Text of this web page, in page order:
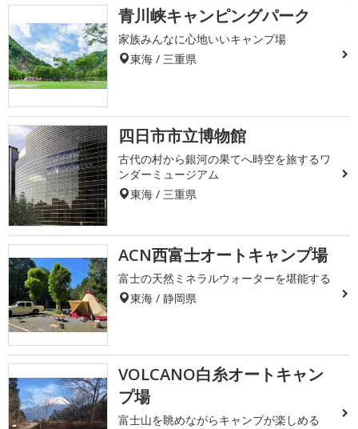
青川峡キャンピングパーク
家族みんなに心地いいキャンプ場
東海 / 三重県
四日市市立博物館
古代の村から銀河の果てへ時空を旅するワ
ンダーミュージアム
東海 / 三重県
ACN西富士オートキャンプ場
富士の天然ミネラルウォーターを堪能する
東海 / 静岡県
VOLCANO白糸オートキャン
プ場
富士山を眺めながらキャンプが楽しめる